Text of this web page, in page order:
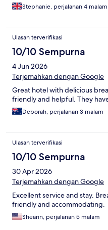
Stephanie, perjalanan 4 malam
Ulasan terverifikasi
10/10 Sempurna
4 Jun 2026
Terjemahkan dengan Google
Great hotel with delicious
friendly and helpful. They
Deborah, perjalanan 3 malam
Ulasan terverifikasi
10/10 Sempurna
30 Apr 2026
Terjemahkan dengan Google
Excellent service and stay.
friendly and accommodating.
Sheann, perjalanan 5 malam